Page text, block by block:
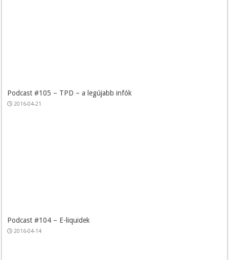
Podcast #105 – TPD – a legújabb infók
2016-04-21
Podcast #104 – E-liquidek
2016-04-14